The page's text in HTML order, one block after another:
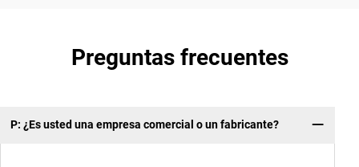
Preguntas frecuentes
P: ¿Es usted una empresa comercial o un fabricante?